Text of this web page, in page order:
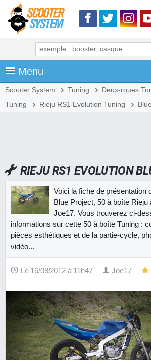
Menu
Scooter System Tuning Deux-roues
Tuning
Rieju RS1 Evolution Tuning
RIEJU RS1 EVOLUTION
Voici la fiche de présentation
Blue Project, 50 à boîte Rieju
Joe17. Vous trouverez ci-
informations sur cette 50 à boîte Tuning :
pièces esthétiques et de la partie-cycle,
vidéo...
Le 16/08/2012 à 11h47 Joe17